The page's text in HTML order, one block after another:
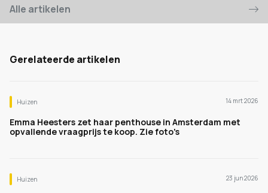
Alle artikelen
Gerelateerde artikelen
Huizen 14 mrt 2026
Emma Heesters zet haar penthouse in Amsterdam met
opvallende vraagprijs te koop. Zie foto's
Huizen 23 jun 2026